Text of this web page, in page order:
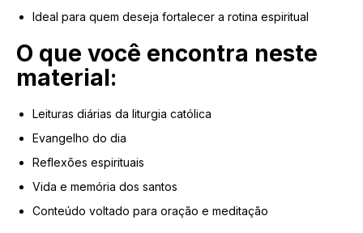
Ideal para quem deseja fortalecer a rotina espiritual
O que você encontra neste
material:
Leituras diárias da liturgia católica
Evangelho do dia
Reflexões espirituais
Vida e memória dos santos
Conteúdo voltado para oração e meditação